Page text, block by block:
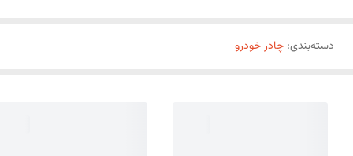
دسته‌بندی: چادر خودرو